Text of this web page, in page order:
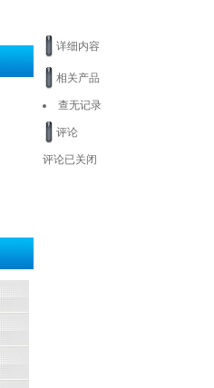
详细内容
相关产品
查无记录
评论
评论已关闭